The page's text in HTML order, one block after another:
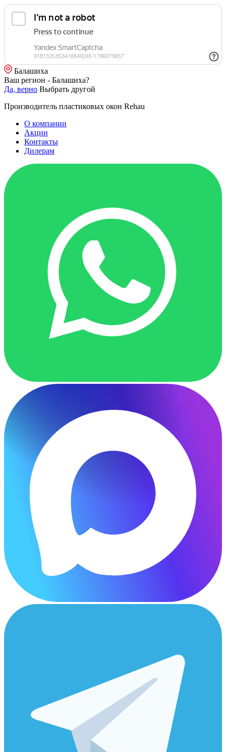
Балашиха
Ваш регион - Балашиха?
Да, верно Выбрать другой
Производитель пластиковых окон Rehau
О компании
Акции
Контакты
Дилерам